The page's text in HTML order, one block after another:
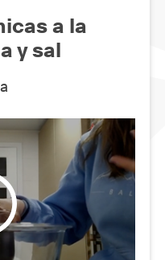
a la
y sal